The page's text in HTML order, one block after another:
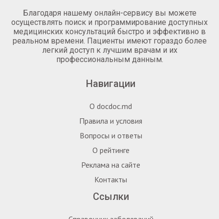
Благодаря нашему онлайн-сервису вы можете
осуществлять поиск и программирование доступных
медицинских консультаций быстро и эффективно в
реальном времени. Пациенты имеют гораздо более
легкий доступ к лучшим врачам и их
профессиональным данным.
Навигации
О docdoc.md
Правила и условия
Вопросы и ответы
О рейтинге
Реклама на сайте
Контакты
Ссылки